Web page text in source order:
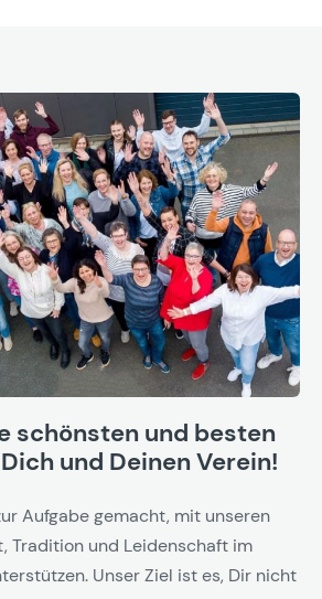
schönsten und besten
und Deinen Verein!
Aufgabe gemacht, mit unseren
Tradition und Leidenschaft im
Unser Ziel ist es, Dir nicht